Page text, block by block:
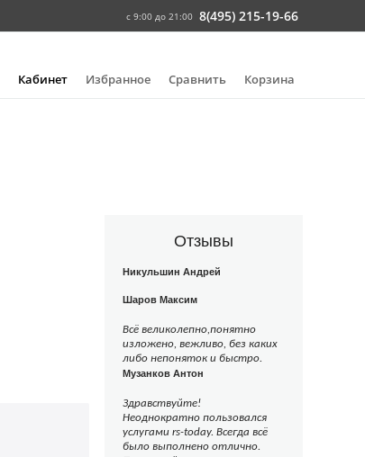
с 9:00 до 21:00 8(495) 215-19-66
Кабинет Избранное Сравнить Корзина
Отзывы
Никульшин Андрей
Шаров Максим
Всё великолепно,понятно
изложено, вежливо, без каких
либо непоняток и быстро.
Музанков Антон
Здравствуйте!
Неоднократно пользовался
услугами rs-today. Всегда всё
было выполнено отлично.